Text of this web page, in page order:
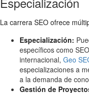
La carrera SEO ofrece
Especialización:
específicos como
internacional, Geo
especializaciones a
a la demanda de
Gestión de